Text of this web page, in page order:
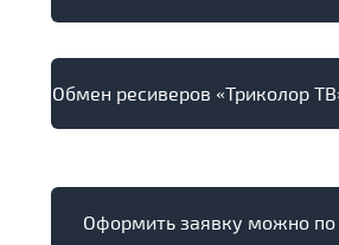
Обмен ресиверов «Триколор
Оформить заявку можно